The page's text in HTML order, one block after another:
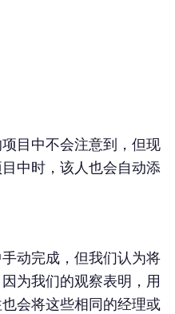
目中不会注意到，但现
中时，该人也会自动添
动完成，但我们认为将
为我们的观察表明，用
会将这些相同的经理或